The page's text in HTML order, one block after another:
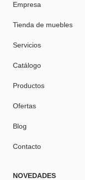
Empresa
Tienda de muebles
Servicios
Catálogo
Productos
Ofertas
Blog
Contacto
NOVEDADES